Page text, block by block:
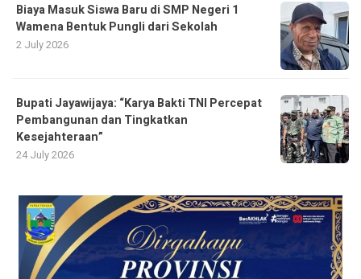
Biaya Masuk Siswa Baru di SMP Negeri 1
Wamena Bentuk Pungli dari Sekolah
2 July 2026
Bupati Jayawijaya: “Karya Bakti TNI Percepat
Pembangunan dan Tingkatkan
Kesejahteraan”
24 July 2026